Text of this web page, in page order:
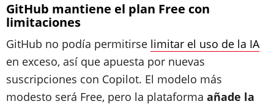
GitHub mantiene el plan Free con
limitaciones
GitHub no podía permitirse limitar el uso de la IA
en exceso, así que apuesta por nuevas
suscripciones con Copilot. El modelo más
modesto será Free, pero la plataforma añade la